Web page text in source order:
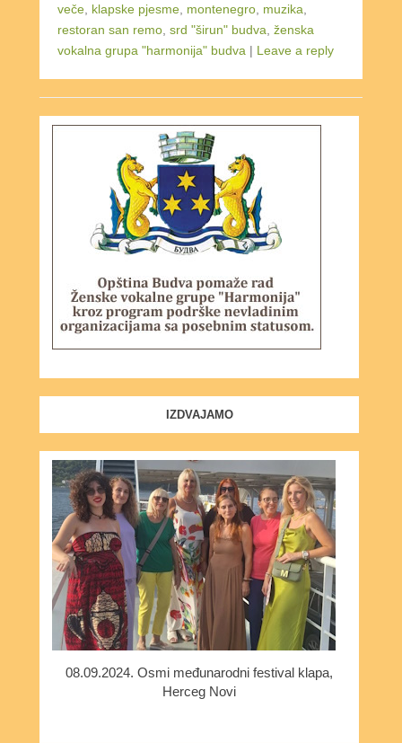
veče klapske pjesme montenegro muzika
restoran san remo srd "širun" budva ženska
vokalna grupa "harmonija" budva | Leave a reply
IZDVAJAMO
08.09.2024. Osmi međunarodni festival klapa,
Herceg Novi